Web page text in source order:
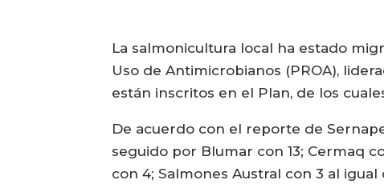
La salmonicultura local ha estado
Uso de Antimicrobianos (PROA),
están inscritos en el Plan, de los
De acuerdo con el reporte de
seguido por Blumar con 13; Cermaq
con 4; Salmones Austral con 3 al